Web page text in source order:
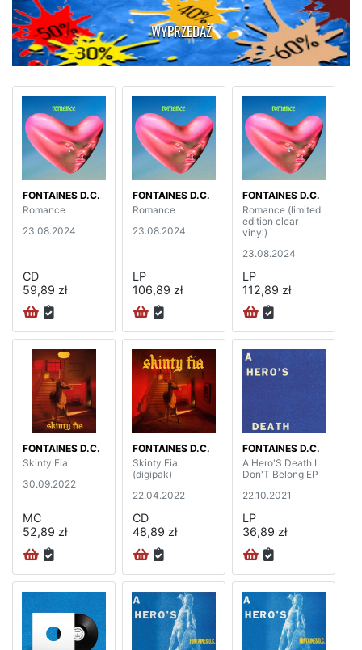
WYPRZEDAŻ
FONTAINES D.C.
Romance
23.08.2024
CD
59,89 zł
FONTAINES D.C.
Romance
23.08.2024
LP
106,89 zł
FONTAINES D.C.
Romance (limited
edition clear
vinyl)
23.08.2024
LP
112,89 zł
FONTAINES D.C.
Skinty Fia
30.09.2022
MC
52,89 zł
FONTAINES D.C.
Skinty Fia
(digipak)
22.04.2022
CD
48,89 zł
FONTAINES D.C.
A Hero'S Death I
Don'T Belong EP
22.10.2021
LP
36,89 zł